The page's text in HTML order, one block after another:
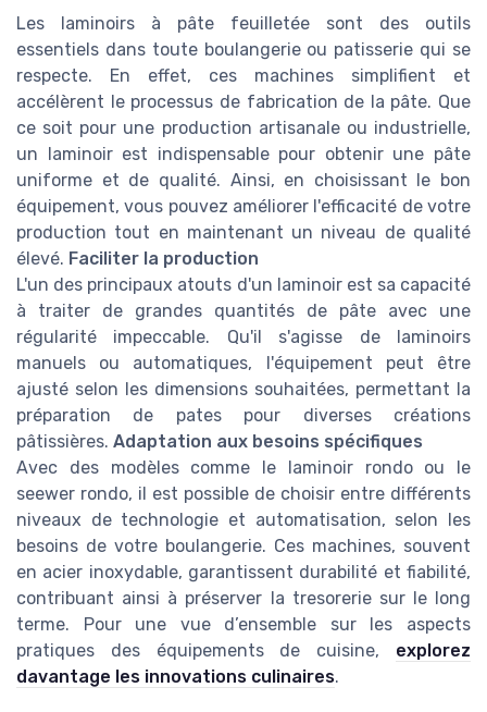
Les laminoirs à pâte feuilletée sont des outils
essentiels dans toute boulangerie ou patisserie qui se
respecte. En effet, ces machines simplifient et
accélèrent le processus de fabrication de la pâte. Que
ce soit pour une production artisanale ou industrielle,
un laminoir est indispensable pour obtenir une pâte
uniforme et de qualité. Ainsi, en choisissant le bon
équipement, vous pouvez améliorer l'efficacité de votre
production tout en maintenant un niveau de qualité
élevé. Faciliter la production
L'un des principaux atouts d'un laminoir est sa capacité
à traiter de grandes quantités de pâte avec une
régularité impeccable. Qu'il s'agisse de laminoirs
manuels ou automatiques, l'équipement peut être
ajusté selon les dimensions souhaitées, permettant la
préparation de pates pour diverses créations
pâtissières. Adaptation aux besoins spécifiques
Avec des modèles comme le laminoir rondo ou le
seewer rondo, il est possible de choisir entre différents
niveaux de technologie et automatisation, selon les
besoins de votre boulangerie. Ces machines, souvent
en acier inoxydable, garantissent durabilité et fiabilité,
contribuant ainsi à préserver la tresorerie sur le long
terme. Pour une vue d’ensemble sur les aspects
pratiques des équipements de cuisine, explorez
davantage les innovations culinaires.